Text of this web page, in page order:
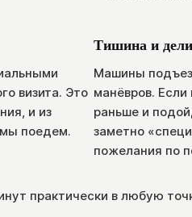
визита. Это
и из
поедем.
Тишина и
Машины
манёвров.
раньше и
заметно
пожелания по
практически в любую